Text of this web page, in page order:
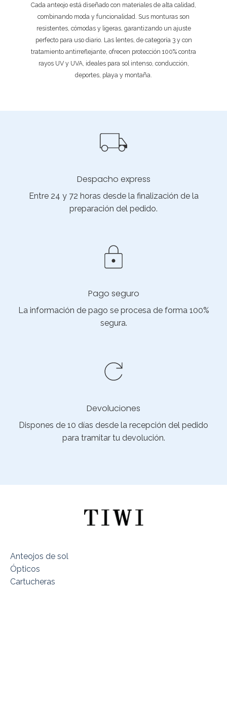
Cada anteojo está diseñado con materiales de alta calidad,
combinando moda y funcionalidad. Sus monturas son
resistentes, cómodas y ligeras, garantizando un ajuste
perfecto para uso diario. Las lentes, de categoría 3 y con
tratamiento antirreflejante, ofrecen protección 100% contra
rayos UV y UVA, ideales para sol intenso, conducción,
deportes, playa y montaña.
Despacho express
Entre 24 y 72 horas desde la finalización de la
preparación del pedido.
Pago seguro
La información de pago se procesa de forma 100%
segura.
Devoluciones
Dispones de 10 días desde la recepción del pedido
para tramitar tu devolución.
Anteojos de sol
Ópticos
Cartucheras